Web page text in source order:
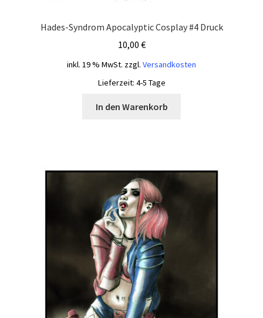
Hades-Syndrom Apocalyptic Cosplay #4 Druck
10,00 €
inkl. 19 % MwSt. zzgl. Versandkosten
Lieferzeit: 4-5 Tage
In den Warenkorb